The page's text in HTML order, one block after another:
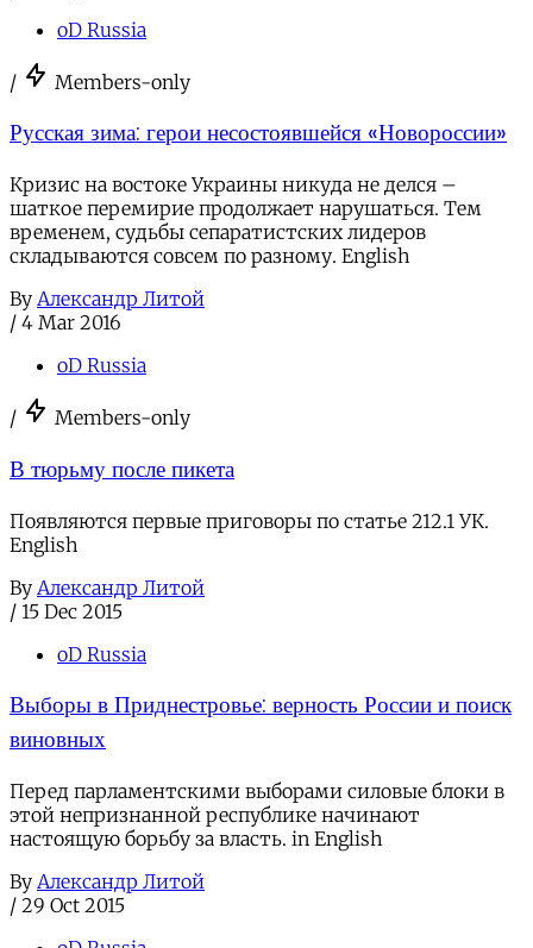
oD Russia
/ Members-only
Русская зима: герои несостоявшейся «Новороссии»
Кризис на востоке Украины никуда не делся –
шаткое перемирие продолжает нарушаться. Тем
временем, судьбы сепаратистских лидеров
складываются совсем по разному. English
By Александр Литой
/ 4 Mar 2016
oD Russia
/ Members-only
В тюрьму после пикета
Появляются первые приговоры по статье 212.1 УК.
English
By Александр Литой
/ 15 Dec 2015
oD Russia
Выборы в Приднестровье: верность России и поиск
виновных
Перед парламентскими выборами силовые блоки в
этой непризнанной республике начинают
настоящую борьбу за власть. in English
By Александр Литой
/ 29 Oct 2015